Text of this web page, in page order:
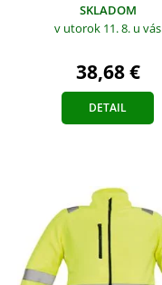
SKLADOM
v utorok 11. 8. u vás
38,68 €
DETAIL